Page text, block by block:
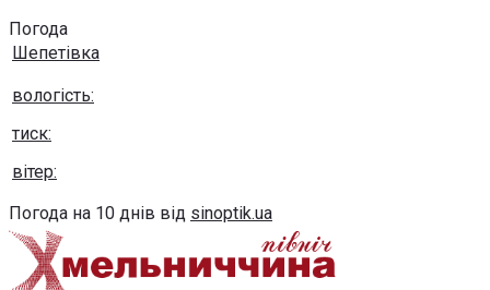
Погода
Шепетівка
вологість:
тиск:
вітер:
Погода на 10 днів від sinoptik.ua